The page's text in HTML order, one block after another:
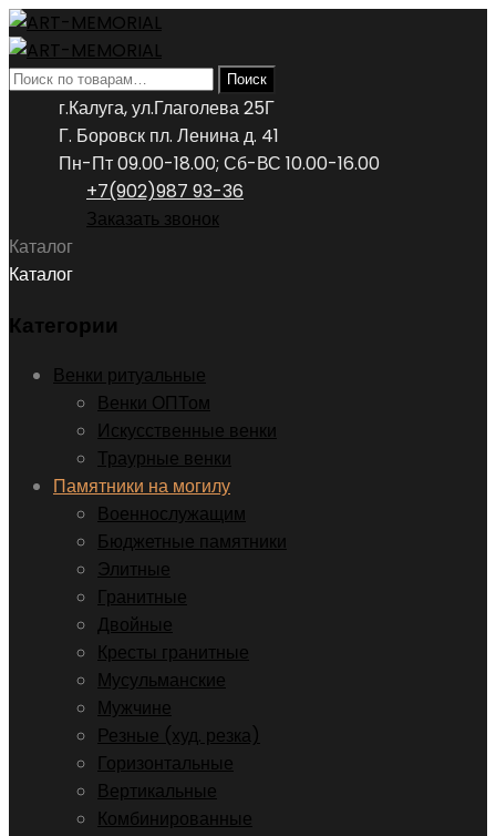
Искать: Поиск
г.Калуга, ул.Глаголева 25Г
Г. Боровск пл. Ленина д. 41
Пн-Пт 09.00-18.00; Сб-ВС 10.00-16.00
+7(902)987 93-36
Заказать звонок
Каталог
Каталог
Категории
Венки ритуальные
Венки ОПТом
Искусственные венки
Траурные венки
Памятники на могилу
Военнослужащим
Бюджетные памятники
Элитные
Гранитные
Двойные
Кресты гранитные
Мусульманские
Мужчине
Резные (худ. резка)
Горизонтальные
Вертикальные
Комбинированные